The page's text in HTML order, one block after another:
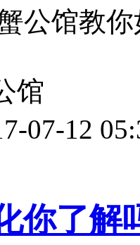
公馆教
馆
07-12
你了解